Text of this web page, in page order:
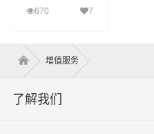
670 7
查看详细
增值服务
了解我们